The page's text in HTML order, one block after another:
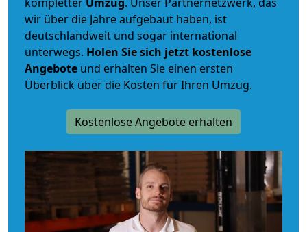
wir über die Jahre aufgebaut haben, ist
deutschlandweit und sogar international
unterwegs. Holen Sie sich jetzt kostenlose
Angebote und erhalten Sie einen ersten
Überblick über die Kosten für Ihren Umzug.
Kostenlose Angebote erhalten